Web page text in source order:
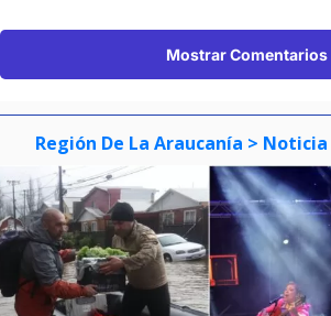
Mostrar Comentarios
Región De La Araucanía > Noticia